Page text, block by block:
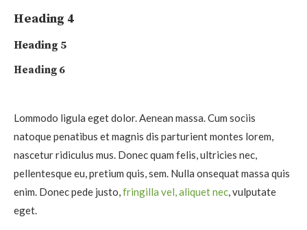
Heading 4
Heading 5
Heading 6
Lommodo ligula eget dolor. Aenean massa. Cum sociis
natoque penatibus et magnis dis parturient montes lorem,
nascetur ridiculus mus. Donec quam felis, ultricies nec,
pellentesque eu, pretium quis, sem. Nulla onsequat massa quis
enim. Donec pede justo,fringilla vel, aliquet nec, vulputate
eget.